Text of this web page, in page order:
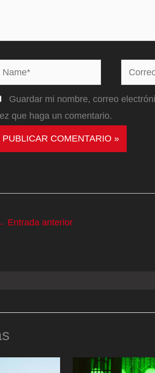
Name*
Correo
Guardar mi nombre, correo
que haga un comentario.
Entrada anterior